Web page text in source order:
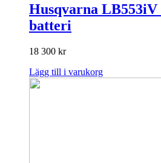
Husqvarna
batteri
18 300 kr
Lägg till i varukorg